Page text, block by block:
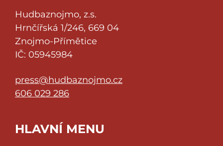
Hudbaznojmo, z.s.
Hrnčířská 1/246, 669 04
Znojmo-Přímětice
IČ: 05945984
press@hudbaznojmo.cz
606 029 286
HLAVNÍ MENU